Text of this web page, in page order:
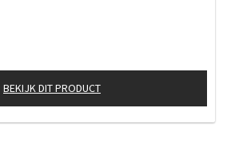
BEKIJK DIT PRODUCT